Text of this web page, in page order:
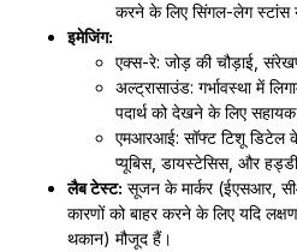
करने के लिए सिंगल-लेग स्टांस
इमेजिंग:
एक्स-रे: जोड़ की चौड़ाई,
अल्ट्रासाउंड: गर्भावस्था में
पदार्थ को देखने के लिए
एमआरआई: सॉफ्ट टिशू डिटेल
प्यूबिस, डायस्टेसिस, और
लैब टेस्ट: सूजन के मार्कर (ईएसआर,
कारणों को बाहर करने के लिए यदि
थकान) मौजूद हैं।